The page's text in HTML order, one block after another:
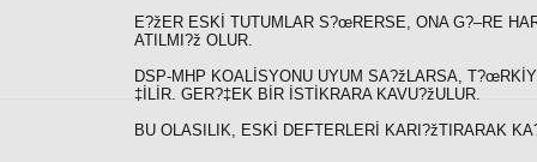
E?žER ESKİ TUTUMLAR S?œRERSE, ONA G?–RE
ATILMI?ž OLUR.
DSP-MHP KOALİSYONU UYUM SA?žLARSA,
‡İLİR. GER?‡EK BİR İSTİKRARA KAVU?žULUR.
BU OLASILIK, ESKİ DEFTERLERİ KARI?žTIRARAK